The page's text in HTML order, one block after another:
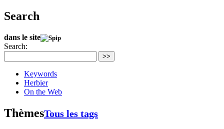
Search
dans le site
Search:
>>
Keywords
Herbier
On the Web
ThèmesTous les tags